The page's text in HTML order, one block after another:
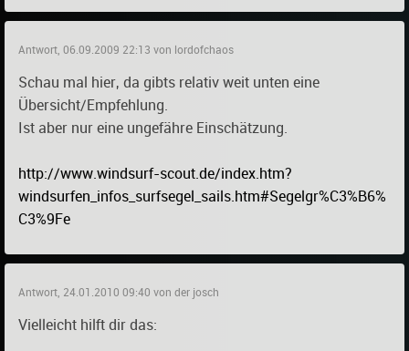
Antwort, 06.09.2009 22:13 von lordofchaos
Schau mal hier, da gibts relativ weit unten eine
Übersicht/Empfehlung.
Ist aber nur eine ungefähre Einschätzung.
http://www.windsurf-scout.de/index.htm?
windsurfen_infos_surfsegel_sails.htm#Segelgr%C3%B6%
C3%9Fe
Antwort, 24.01.2010 09:40 von der josch
Vielleicht hilft dir das: